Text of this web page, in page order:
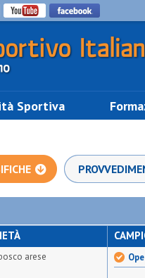
Sportiva
arese